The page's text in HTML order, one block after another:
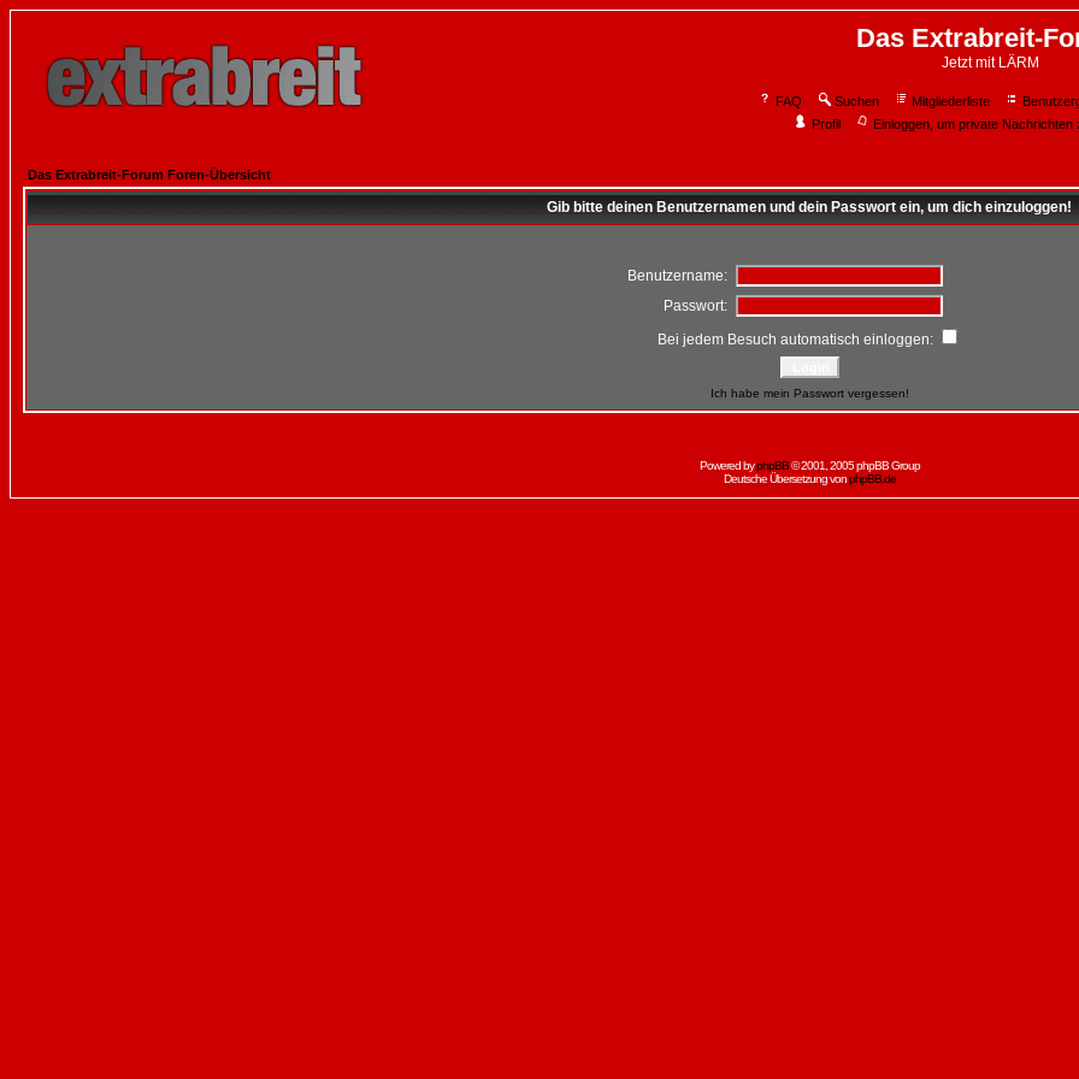
Das Extrabreit-
Jetzt mit LÄRM
FAQ Suchen Mitgliederliste
Profil
Einloggen, um private Nachrichten
Das Extrabreit-Forum Foren-Übersicht
Gib bitte deinen Benutzernamen und dein Passwort ein, um dich einzuloggen!
Benutzername:
Passwort:
Bei jedem Besuch automatisch einloggen:
Ich habe mein Passwort vergessen!
Powered byphpBB© 2001, 2005 phpBB Group
Deutsche Übersetzung vonphpBB.de